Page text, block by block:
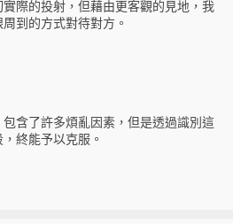
際的投射，但藉由更客觀的見地，我
到的方式對待對方。
含了許多煩亂因素，但是透過識別這
終能予以克服。